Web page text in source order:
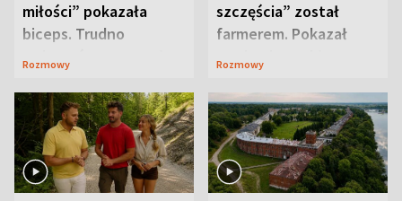
miłości” pokazała
biceps. Trudno
uwierzyć, co przeszła
Rozmowy
szczęścia” został
farmerem. Pokazał
swoje niezwykłe
Rozmowy